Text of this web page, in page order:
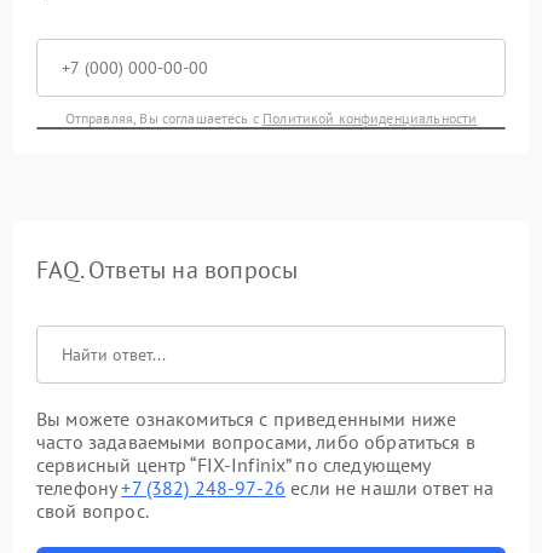
Отправляя, Вы соглашаетесь с Политикой конфиденциальности
FAQ. Ответы на вопросы
Вы можете ознакомиться с приведенными ниже
часто задаваемыми вопросами, либо обратиться в
сервисный центр “FIX-Infinix” по следующему
телефону+7 (382) 248-97-26 если не нашли ответ на
свой вопрос.